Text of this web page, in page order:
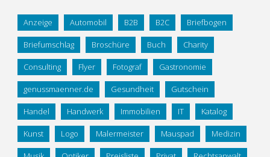
Anzeige Automobil B2B B2C Briefbogen
Briefumschlag Broschüre Buch Charity
Consulting Flyer Fotograf Gastronomie
genussmaenner.de Gesundheit Gutschein
Handel Handwerk Immobilien IT Katalog
Kunst Logo Malermeister Mauspad Medizin